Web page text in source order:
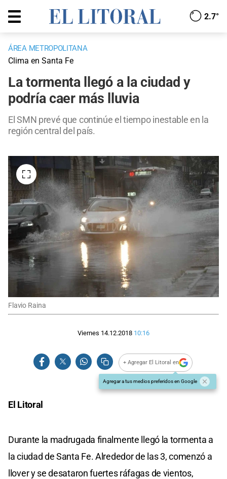
2.7°
ÁREA METROPOLITANA
Clima en Santa Fe
La tormenta llegó a la ciudad y
podría caer más lluvia
El SMN prevé que continúe el tiempo inestable en la
región central del país.
Flavio Raina
Viernes 14.12.2018 10:16
+ Agregar El Litoral en
Agregar a tus medios preferidos en Google
El Litoral
Durante la madrugada finalmente llegó la tormenta a
la ciudad de Santa Fe. Alrededor de las 3, comenzó a
llover y se desataron fuertes ráfagas de vientos,